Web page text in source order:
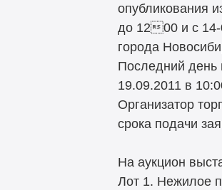
опубликования
до 1200 и с 14-
города
Последний день
19.09.2011 в
Организатор
срока подачи
На аукцион
Лот 1. Нежилое